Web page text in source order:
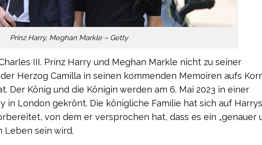
Prinz Harry, Meghan Markle – Getty
III. Prinz Harry und Meghan Markle nicht zu seiner
Herzog Camilla in seinen kommenden Memoiren aufs
Der König und die Königin werden am 6. Mai 2023 in einer
in London gekrönt. Die königliche Familie hat sich auf Harrys
von dem er versprochen hat, dass es ein „genauer
Leben sein wird.